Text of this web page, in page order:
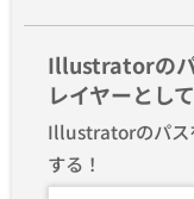
Illustratorの
レイヤーとし
Illustratorのパス
する！